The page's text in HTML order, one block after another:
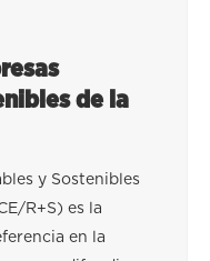
de la
y Sostenibles
R+S) es la
en la